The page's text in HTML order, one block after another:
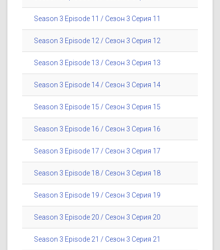
Season 3 Episode 11 / Сезон 3 Серия 11
Season 3 Episode 12 / Сезон 3 Серия 12
Season 3 Episode 13 / Сезон 3 Серия 13
Season 3 Episode 14 / Сезон 3 Серия 14
Season 3 Episode 15 / Сезон 3 Серия 15
Season 3 Episode 16 / Сезон 3 Серия 16
Season 3 Episode 17 / Сезон 3 Серия 17
Season 3 Episode 18 / Сезон 3 Серия 18
Season 3 Episode 19 / Сезон 3 Серия 19
Season 3 Episode 20 / Сезон 3 Серия 20
Season 3 Episode 21 / Сезон 3 Серия 21